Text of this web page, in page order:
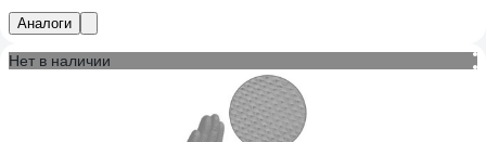
Аналоги
Нет в наличии